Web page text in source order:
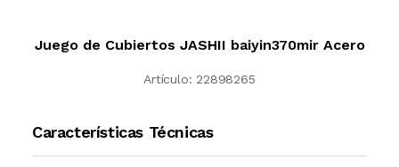
Juego de Cubiertos JASHII baiyin370mir Acero
Artículo: 22898265
Características Técnicas